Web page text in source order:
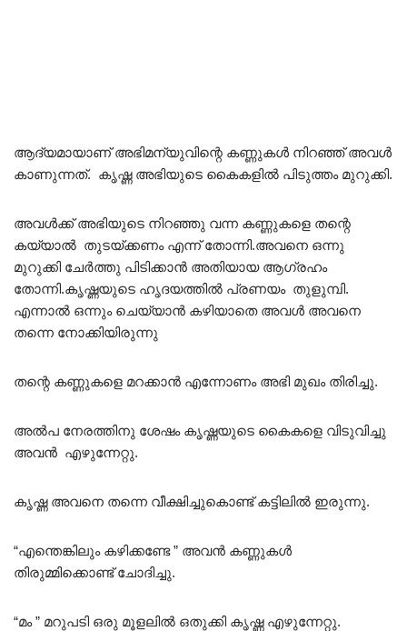
ആദ്യമായാണ് അഭിമന്യുവിന്റെ കണ്ണുകൾ നിറഞ്ഞ് അവൾ
കാണുന്നത്. കൃഷ്ണ അഭിയുടെ കൈകളിൽ പിടുത്തം മുറുക്കി.
അവൾക്ക് അഭിയുടെ നിറഞ്ഞു വന്ന കണ്ണുകളെ തന്റെ
കയ്യാൽ തുടയ്ക്കണം എന്ന് തോന്നി.അവനെ ഒന്നു
മുറുക്കി ചേർത്തു പിടിക്കാൻ അതിയായ ആഗ്രഹം
തോന്നി.കൃഷ്ണയുടെ ഹൃദയത്തിൽ പ്രണയം തുളുമ്പി.
എന്നാൽ ഒന്നും ചെയ്യാൻ കഴിയാതെ അവൾ അവനെ
തന്നെ നോക്കിയിരുന്നു
തന്റെ കണ്ണുകളെ മറക്കാൻ എന്നോണം അഭി മുഖം തിരിച്ചു.
അൽപ നേരത്തിനു ശേഷം കൃഷ്ണയുടെ കൈകളെ വിടുവിച്ചു
അവൻ എഴുന്നേറ്റു.
കൃഷ്ണ അവനെ തന്നെ വീക്ഷിച്ചുകൊണ്ട് കട്ടിലിൽ ഇരുന്നു.
“എന്തെങ്കിലും കഴിക്കണ്ടേ ” അവൻ കണ്ണുകൾ
തിരുമ്മിക്കൊണ്ട് ചോദിച്ചു.
“മം ” മറുപടി ഒരു മൂളലിൽ ഒതുക്കി കൃഷ്ണ എഴുന്നേറ്റു.